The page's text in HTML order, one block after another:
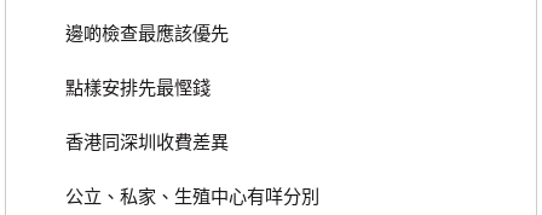
邊啲檢查最應該優先
點樣安排先最慳錢
香港同深圳收費差異
公立、私家、生殖中心有咩分別